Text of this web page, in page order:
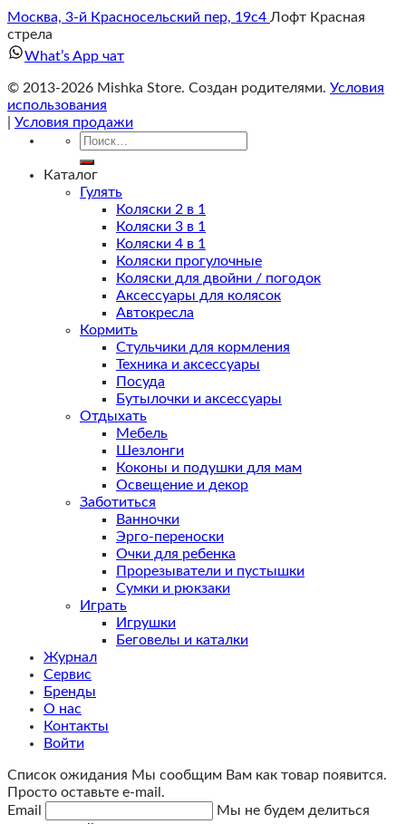
Москва, 3-й Красносельский пер, 19с4 Лофт Красная
стрела
What’s App чат
© 2013-2026 Mishka Store. Cоздан родителями. Условия
использования
Условия продажи
Искать:
Каталог
Гулять
Коляски 2 в 1
Коляски 3 в 1
Коляски 4 в 1
Коляски прогулочные
Коляски для двойни / погодок
Аксессуары для колясок
Автокресла
Кормить
Стульчики для кормления
Техника и аксессуары
Посуда
Бутылочки и аксессуары
Отдыхать
Мебель
Шезлонги
Коконы и подушки для мам
Освещение и декор
Заботиться
Ванночки
Эрго-переноски
Очки для ребенка
Прорезыватели и пустышки
Сумки и рюкзаки
Играть
Игрушки
Беговелы и каталки
Журнал
Сервис
Бренды
О нас
Контакты
Войти
Список ожидания Мы сообщим Вам как товар появится.
Просто оставьте e-mail.
Email
Мы не будем делиться